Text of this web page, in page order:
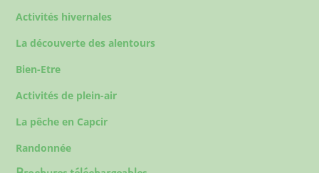
Activités hivernales
La découverte des alentours
Bien-Etre
Activités de plein-air
La pêche en Capcir
Randonnée